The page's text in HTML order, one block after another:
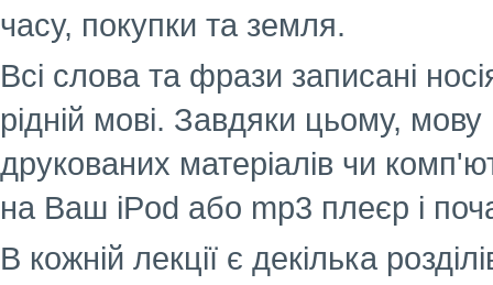
часу, покупки та земля.
Всі слова та фрази записані
рідній мові. Завдяки цьому,
друкованих матеріалів чи
на Ваш iPod або mp3 плеєр і
В кожній лекції є декілька